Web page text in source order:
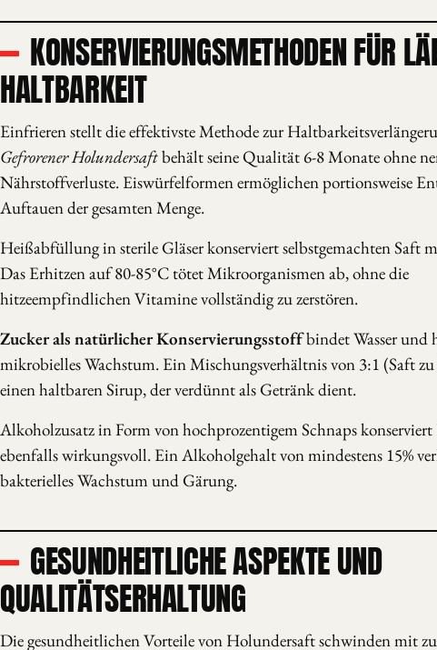
KONSERVIERUNGSMETHODEN FÜR
HALTBARKEIT
Einfrieren stellt die effektivste Methode zur
Gefrorener Holundersaftbehält seine Qualität 6-8 Monate ohne
Nährstoffverluste. Eiswürfelformen ermöglichen portionsweise
Auftauen der gesamten Menge.
Heißabfüllung in sterile Gläser konserviert selbstgemachten Saft
Das Erhitzen auf 80-85°C tötet Mikroorganismen ab, ohne die
hitzeempfindlichen Vitamine vollständig zu zerstören.
Zucker als natürlicher Konservierungsstoffbindet Wasser und
mikrobielles Wachstum. Ein Mischungsverhältnis von 3:1 (Saft
einen haltbaren Sirup, der verdünnt als Getränk dient.
Alkoholzusatz in Form von hochprozentigem Schnaps
ebenfalls wirkungsvoll. Ein Alkoholgehalt von mindestens 15%
bakterielles Wachstum und Gärung.
GESUNDHEITLICHE ASPEKTE UND
QUALITÄTSERHALTUNG
Die gesundheitlichen Vorteile von Holundersaft schwinden mit